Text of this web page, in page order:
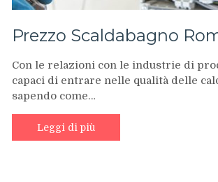
Prezzo Scaldabagno
Con le relazioni con le industrie di
capaci di entrare nelle qualità delle
sapendo come…
Leggi di più